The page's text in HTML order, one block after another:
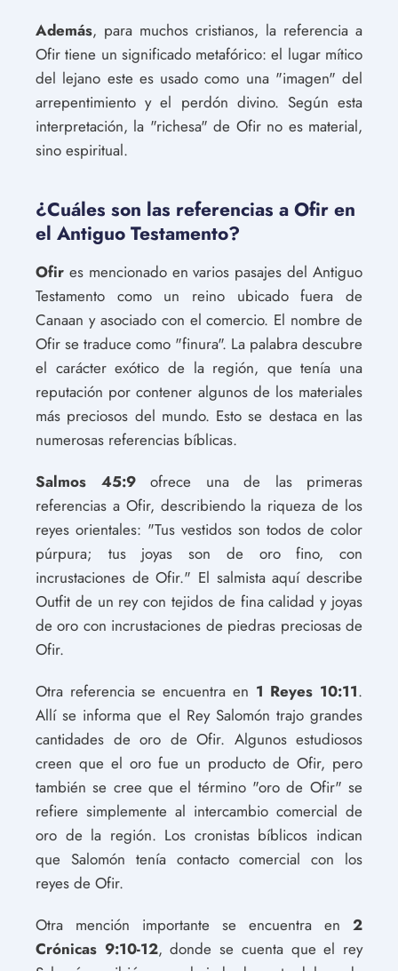
Además, para muchos cristianos, la referencia a
Ofir tiene un significado metafórico: el lugar mítico
del lejano este es usado como una "imagen" del
arrepentimiento y el perdón divino. Según esta
interpretación, la "richesa" de Ofir no es material,
sino espiritual.
¿Cuáles son las referencias a Ofir en
el Antiguo Testamento?
Ofir es mencionado en varios pasajes del Antiguo
Testamento como un reino ubicado fuera de
Canaan y asociado con el comercio. El nombre de
Ofir se traduce como "finura". La palabra descubre
el carácter exótico de la región, que tenía una
reputación por contener algunos de los materiales
más preciosos del mundo. Esto se destaca en las
numerosas referencias bíblicas.
Salmos 45:9ofrece una de las primeras
referencias a Ofir, describiendo la riqueza de los
reyes orientales: "Tus vestidos son todos de color
púrpura; tus joyas son de oro fino, con
incrustaciones de Ofir." El salmista aquí describe
Outfit de un rey con tejidos de fina calidad y joyas
de oro con incrustaciones de piedras preciosas de
Ofir.
Otra referencia se encuentra en 1 Reyes 10:11.
Allí se informa que el Rey Salomón trajo grandes
cantidades de oro de Ofir. Algunos estudiosos
creen que el oro fue un producto de Ofir, pero
también se cree que el término "oro de Ofir" se
refiere simplemente al intercambio comercial de
oro de la región. Los cronistas bíblicos indican
que Salomón tenía contacto comercial con los
reyes de Ofir.
Otra mención importante se encuentra en 2
Crónicas 9:10-12, donde se cuenta que el rey